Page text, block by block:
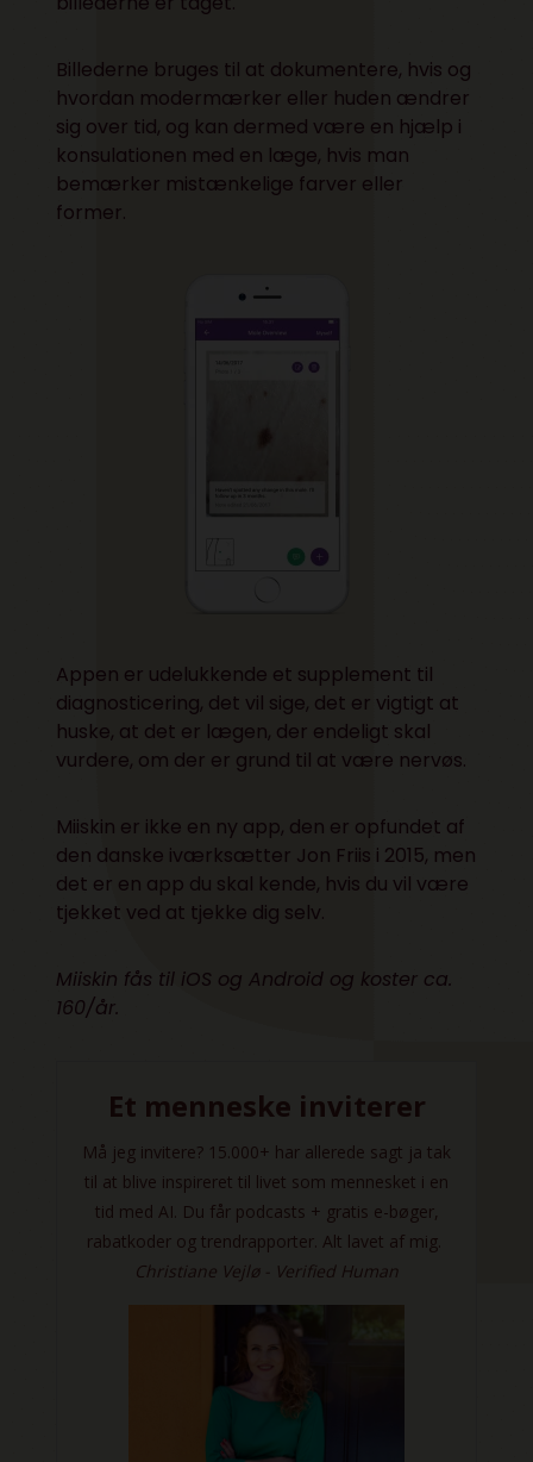
Billederne bruges til at dokumentere, hvis og
hvordan modermærker eller huden ændrer
sig over tid, og kan dermed være en hjælp i
konsulationen med en læge, hvis man
bemærker mistænkelige farver eller
former.
Appen er udelukkende et supplement til
diagnosticering, det vil sige, det er vigtigt at
huske, at det er lægen, der endeligt skal
vurdere, om der er grund til at være nervøs.
Miiskin er ikke en ny app, den er opfundet af
den danske iværksætter Jon Friis i 2015, men
det er en app du skal kende, hvis du vil være
tjekket ved at tjekke dig selv.
Miiskin fås til iOS og Android og koster ca.
160/år.